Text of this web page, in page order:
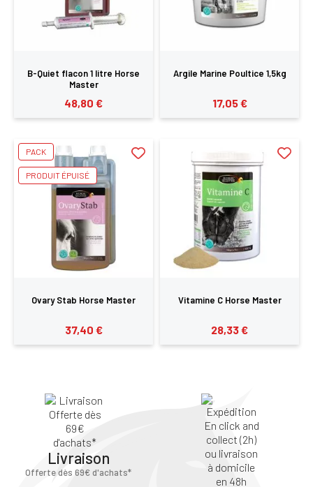
B-Quiet flacon 1 litre Horse
Master
48,80 €
Argile Marine Poultice 1,5kg
17,05 €
Ovary Stab Horse Master
37,40 €
PACK
PRODUIT ÉPUISÉ
Vitamine C Horse Master
28,33 €
Livraison
Offerte dès 69€ d'achats*
SE